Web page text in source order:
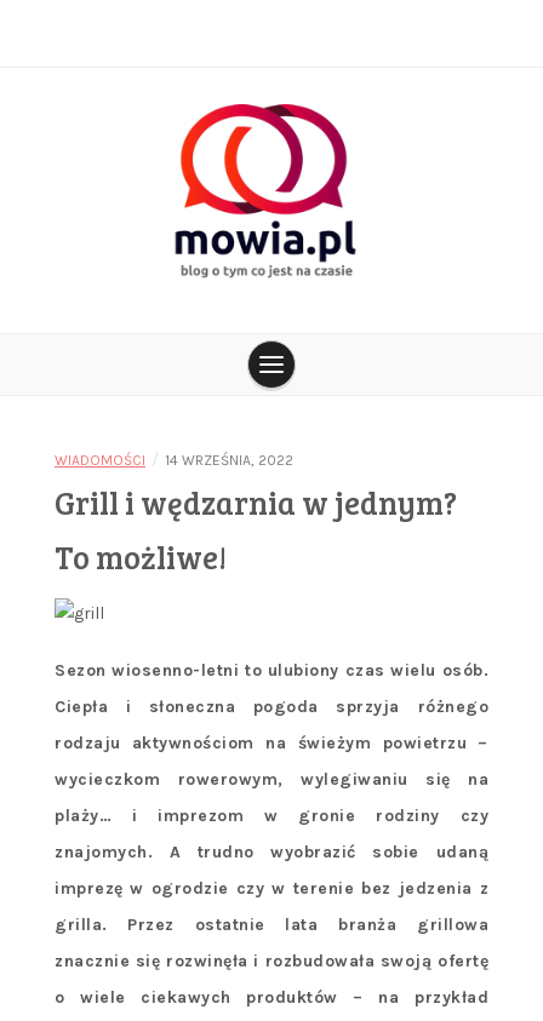
mowia.pl
WIADOMOŚCI / 14 WRZEŚNIA, 2022
Grill i wędzarnia w jednym?
To możliwe!
Sezon wiosenno-letni to ulubiony czas wielu osób.
Ciepła i słoneczna pogoda sprzyja różnego
rodzaju aktywnościom na świeżym powietrzu –
wycieczkom rowerowym, wylegiwaniu się na
plaży… i imprezom w gronie rodziny czy
znajomych. A trudno wyobrazić sobie udaną
imprezę w ogrodzie czy w terenie bez jedzenia z
grilla. Przez ostatnie lata branża grillowa
znacznie się rozwinęła i rozbudowała swoją ofertę
o wiele ciekawych produktów – na przykład